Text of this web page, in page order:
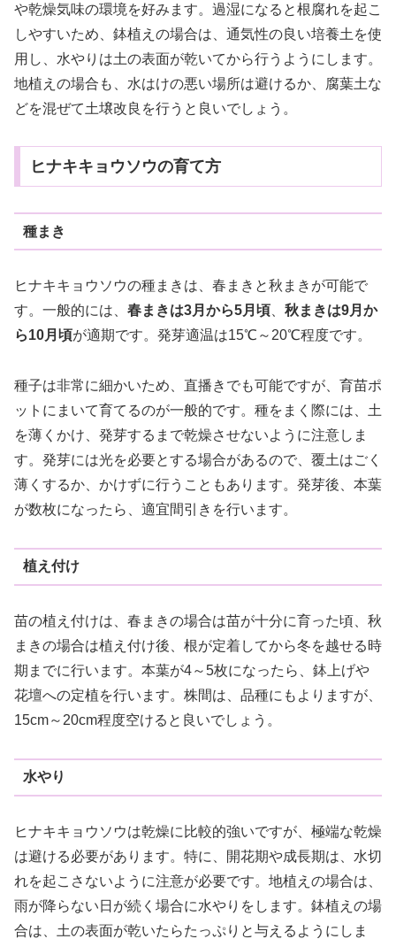
や乾燥気味の環境を好みます。過湿になると根腐れを起こ
しやすいため、鉢植えの場合は、通気性の良い培養土を使
用し、水やりは土の表面が乾いてから行うようにします。
地植えの場合も、水はけの悪い場所は避けるか、腐葉土な
どを混ぜて土壌改良を行うと良いでしょう。
ヒナキキョウソウの育て方
種まき
ヒナキキョウソウの種まきは、春まきと秋まきが可能で
す。一般的には、 春まきは3月から5月頃
秋まきは9月か
ら10月頃が適期です。発芽適温は15℃～20℃程度です。
種子は非常に細かいため、直播きでも可能ですが、育苗ポ
ットにまいて育てるのが一般的です。種をまく際には、土
を薄くかけ、発芽するまで乾燥させないように注意しま
す。発芽には光を必要とする場合があるので、覆土はごく
薄くするか、かけずに行うこともあります。発芽後、本葉
が数枚になったら、適宜間引きを行います。
植え付け
苗の植え付けは、春まきの場合は苗が十分に育った頃、秋
まきの場合は植え付け後、根が定着してから冬を越せる時
期までに行います。本葉が4～5枚になったら、鉢上げや
花壇への定植を行います。株間は、品種にもよりますが、
15cm～20cm程度空けると良いでしょう。
水やり
ヒナキキョウソウは乾燥に比較的強いですが、極端な乾燥
は避ける必要があります。特に、開花期や成長期は、水切
れを起こさないように注意が必要です。地植えの場合は、
雨が降らない日が続く場合に水やりをします。鉢植えの場
合は、土の表面が乾いたらたっぷりと与えるようにしま